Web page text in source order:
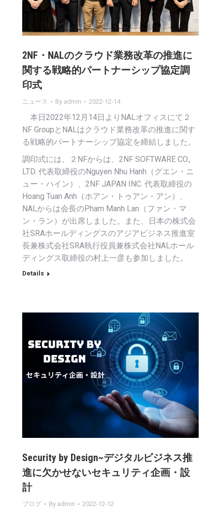
2NF・NALのクラウド業務改革の推進に
関する戦略的パートナーシップ協定調
印式
ニュース By admin 2022-12-14
本日2022年12月14日よりNALオフィスにて２
NF GroupとNALはクラウド業務改革の推進に関す
る戦略的パートナーシップ協定を締結しました。
調印式には、２NFからは、2NF SOFTWARE CO.,
LTD. 代表取締役のNguyen Nhu Hanh（グエン・ニ
ュー・ハイン）、2NF JAPAN INC. 代表取締役の
Hoang Tuan Anh（ホアン・トゥアン・アン）、
NALからは会長のPham Manh Lan（ファン・マ
ン・ラン）が出席しました。また、日本の株式会
社SRAホールディングスのアジアビジネス推進室
長兼株式会社SRA執行役員兼株式会社NALホール
ディングス取締役の村上一彦も参加しました。
Details
Security by Design~デジタルビジネス推
進に欠かせないセキュリティ企画・設
計
ブログ By admin 2022-12-12